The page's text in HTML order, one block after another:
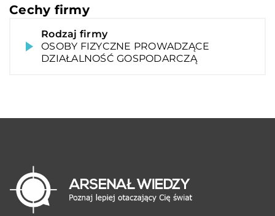
Cechy firmy
Rodzaj firmy
OSOBY FIZYCZNE PROWADZĄCE
DZIAŁALNOŚĆ GOSPODARCZĄ